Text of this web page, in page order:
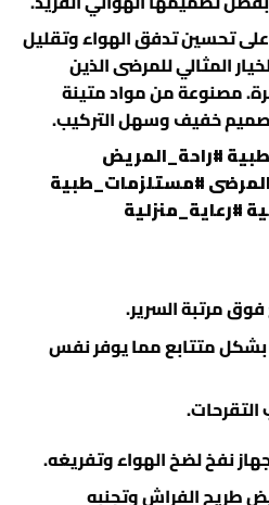
تحسين تدفق الهواء وتقليل
المثالي للمرضى الذين
مصنوعة من مواد متينة
خفيف وسهل التركيب.
#راحة_المريض
#مستلزمات_طبية
#رعاية_منزلية
مرتبة السرير.
بشكل متتابع مما يوفر نفس
التقرحات.
نفخ لضخ الهواء وتفريغه.
طريح الفراش وتجنبه